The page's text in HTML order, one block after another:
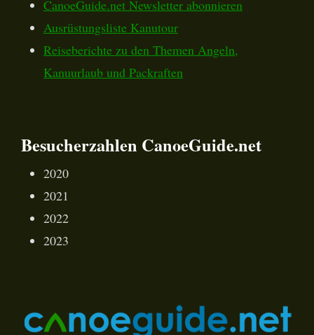
CanoeGuide.net Newsletter abonnieren
Ausrüstungsliste Kanutour
Reiseberichte zu den Themen Angeln,
Kanuurlaub und Packraften
Besucherzahlen CanoeGuide.net
2020
2021
2022
2023